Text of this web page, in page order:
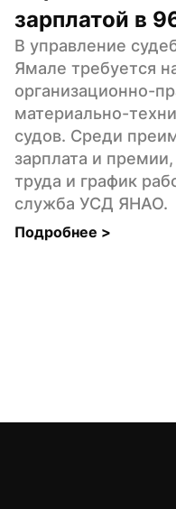
зарплатой в
В управление
Ямале требуется
организационно-
материально-
судов. Среди
зарплата и
труда и график
служба УСД ЯНАО.
Подробнее >